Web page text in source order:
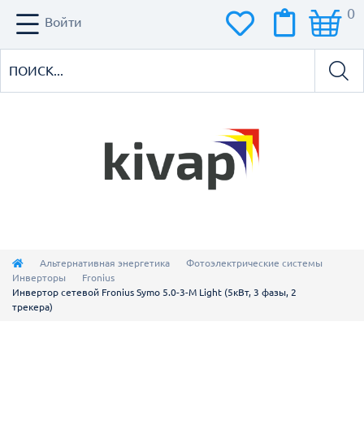
Войти
0
Альтернативная энергетика
Фотоэлектрические системы
Инверторы
Fronius
Инвертор сетевой Fronius Symo 5.0-3-M Light (5кВт, 3 фазы, 2
трекера)